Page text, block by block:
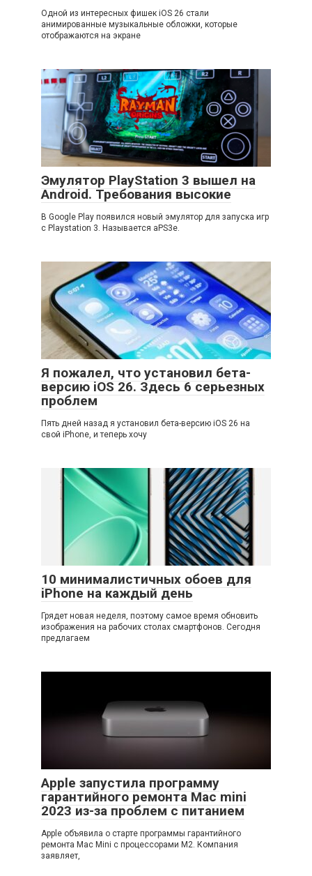
Одной из интересных фишек iOS 26 стали
анимированные музыкальные обложки, которые
отображаются на экране
Эмулятор PlayStation 3 вышел на
Android. Требования высокие
В Google Play появился новый эмулятор для запуска игр
с Playstation 3. Называется aPS3e.
Я пожалел, что установил бета-
версию iOS 26. Здесь 6 серьезных
проблем
Пять дней назад я установил бета-версию iOS 26 на
свой iPhone, и теперь хочу
10 минималистичных обоев для
iPhone на каждый день
Грядет новая неделя, поэтому самое время обновить
изображения на рабочих столах смартфонов. Сегодня
предлагаем
Apple запустила программу
гарантийного ремонта Mac mini
2023 из-за проблем с питанием
Apple объявила о старте программы гарантийного
ремонта Mac Mini с процессорами M2. Компания
заявляет,